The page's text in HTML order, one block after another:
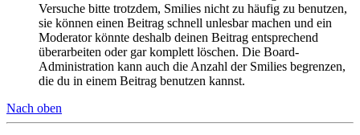
Versuche bitte trotzdem, Smilies nicht zu häufig zu benutzen,
sie können einen Beitrag schnell unlesbar machen und ein
Moderator könnte deshalb deinen Beitrag entsprechend
überarbeiten oder gar komplett löschen. Die Board-
Administration kann auch die Anzahl der Smilies begrenzen,
die du in einem Beitrag benutzen kannst.
Nach oben